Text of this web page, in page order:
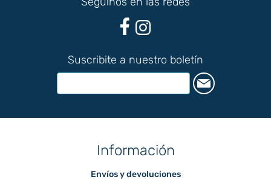
Suscribite a nuestro boletín
Información
Envíos y devoluciones